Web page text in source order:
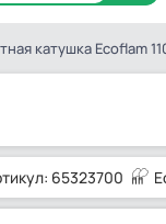
катушка Ecoflam
65323700